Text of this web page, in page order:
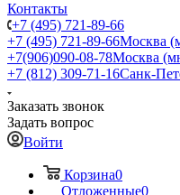
Контакты
+7 (495) 721-89-66
+7 (495) 721-89-66Москва
+7(906)090-08-78Москва
+7 (812) 309-71-16Санк-
Заказать звонок
Задать вопрос
Войти
Корзина0
Отложенные0